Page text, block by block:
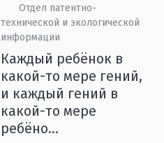
Отдел патентно-
технической и экологической
информации
Каждый ребёнок в
какой-то мере гений,
и каждый гений в
какой-то мере
ребёно...